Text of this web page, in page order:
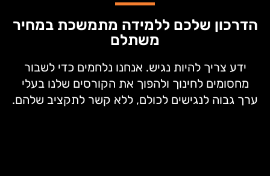
הדרכון שלכם ללמידה מתמשכת במחיר
משתלם
ידע צריך להיות נגיש. אנחנו נלחמים כדי לשבור
מחסומים לחינוך ולהפוך את הקורסים שלנו בעלי
ערך גבוה לנגישים לכולם, ללא קשר לתקציב שלהם.